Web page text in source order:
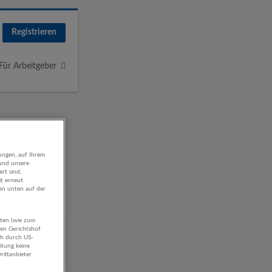
Registrieren
Für Arbeitgeber
auf Ihrem
unsere
sind,
erneut
unten auf der
(wie zum
Gerichtshof
durch US-
keine